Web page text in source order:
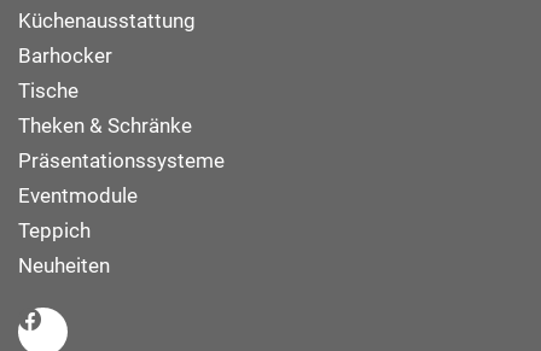
Küchenausstattung
Barhocker
Tische
Theken & Schränke
Präsentationssysteme
Eventmodule
Teppich
Neuheiten